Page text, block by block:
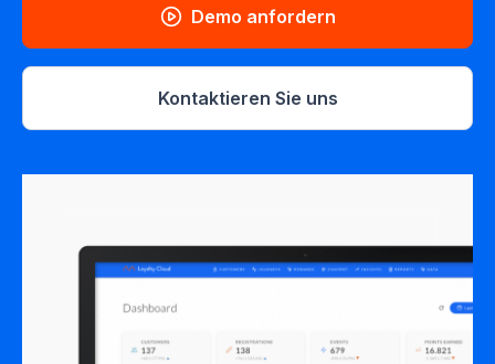
Kontaktieren Sie uns
Demo anfordern